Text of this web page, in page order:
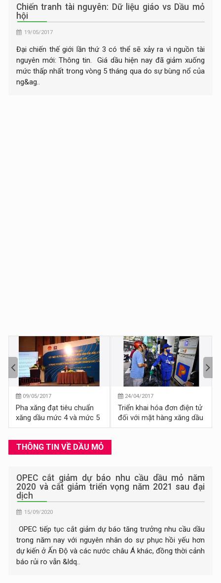
Chiến tranh tài nguyên: Dữ liệu giáo vs Dầu mỏ
hội
19/05/2017
Đại chiến thế giới lần thứ 3 có thể sẽ xảy ra vì nguồn tài
nguyên mới: Thông tin. Giá dầu hiện nay đã giảm xuống
mức thấp nhất trong vòng 5 tháng qua do sự bùng nổ của
ng&ag..
09/05/2017
Pha xăng đạt tiêu chuẩn
xăng dầu mức 4 và mức 5
24/04/2017
Triển khai hóa đơn điện tử
đối với mặt hàng xăng dầu
liệu có khả thi?
THÔNG TIN VỀ DẦU MỎ
OPEC cắt giảm dự báo nhu cầu dầu mỏ năm
2020 và cắt giảm triển vọng năm 2021 sau đại
dịch
15/09/2020
OPEC tiếp tục cắt giảm dự báo tăng trưởng nhu cầu dầu
trong năm nay với nguyên nhân do sự phục hồi yếu hơn
dự kiến ​​ở Ấn Độ và các nước châu Á khác, đồng thời cảnh
báo rủi ro vẫn &ldq..